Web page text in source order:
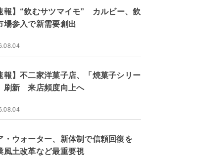
報】“飲むサツマイモ” カルビー、飲
場参入で新需要創出
報】不二家洋菓子店、「焼菓子シリー
刷新 来店頻度向上へ
・ウォーター、新体制で信頼回復を
風土改革など最重要視